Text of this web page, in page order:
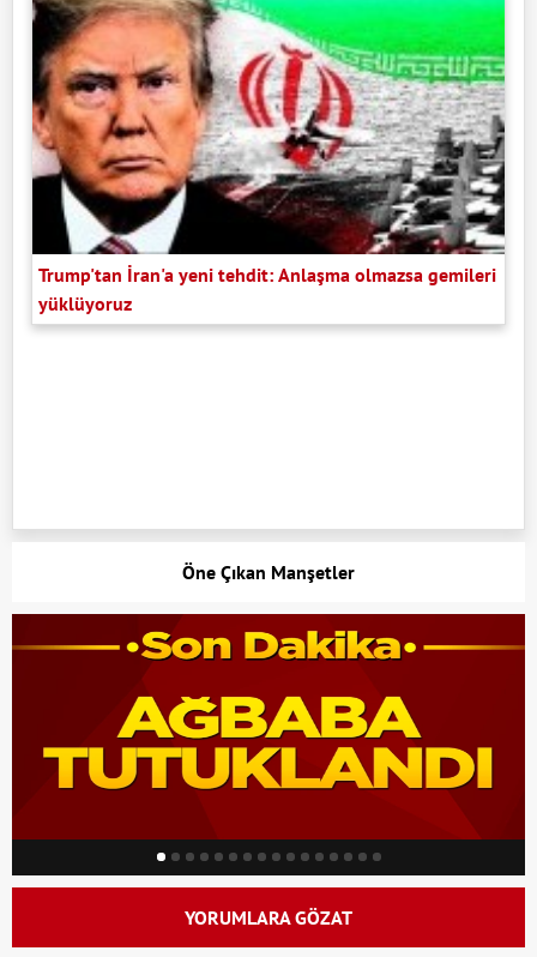
Trump'tan İran'a yeni tehdit: Anlaşma olmazsa gemileri
yüklüyoruz
Öne Çıkan Manşetler
YORUMLARA GÖZAT